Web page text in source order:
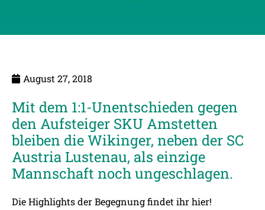
August 27, 2018
Mit dem 1:1-Unentschieden gegen
den Aufsteiger SKU Amstetten
bleiben die Wikinger, neben der SC
Austria Lustenau, als einzige
Mannschaft noch ungeschlagen.
Die Highlights der Begegnung findet ihrhier!